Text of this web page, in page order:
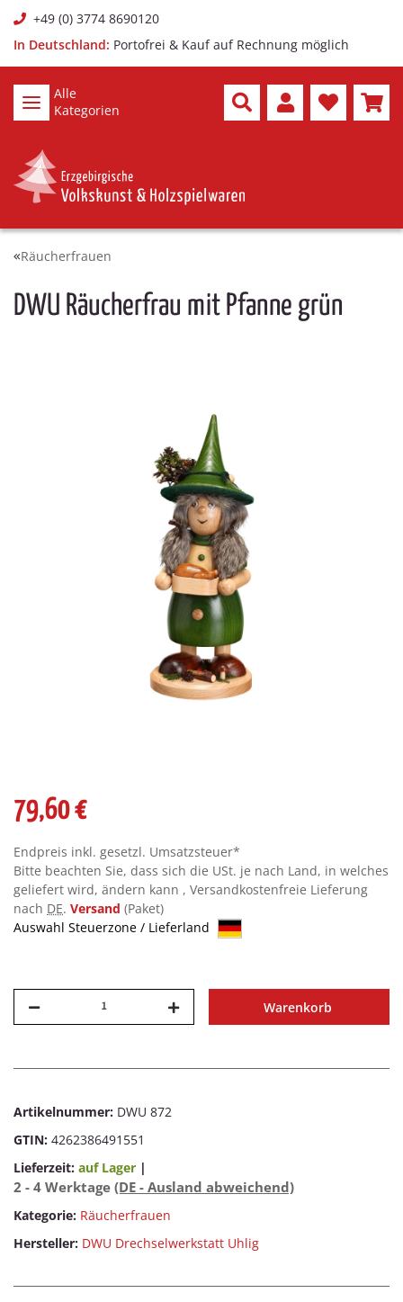
+49 (0) 3774 8690120
In Deutschland: Portofrei & Kauf auf Rechnung möglich
Alle
Kategorien
Räucherfrauen
DWU Räucherfrau mit Pfanne grün
79,60 €
Endpreis inkl. gesetzl. Umsatzsteuer*
Bitte beachten Sie, dass sich die USt. je nach Land, in welches
geliefert wird, ändern kann , Versandkostenfreie Lieferung
nach DE. Versand (Paket)
Auswahl Steuerzone / Lieferland
Warenkorb
Artikelnummer: DWU 872
GTIN: 4262386491551
Lieferzeit: auf Lager |
2 - 4 Werktage (DE - Ausland abweichend)
Kategorie: Räucherfrauen
Hersteller: DWU Drechselwerkstatt Uhlig